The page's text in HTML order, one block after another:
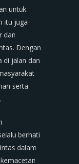
untuk
itu juga
dan
Dengan
di jalan dan
serta
berhati
dalam